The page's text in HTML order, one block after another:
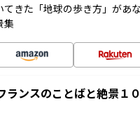
きた「地球の歩き方」があ
集
ランスのことばと絶景１